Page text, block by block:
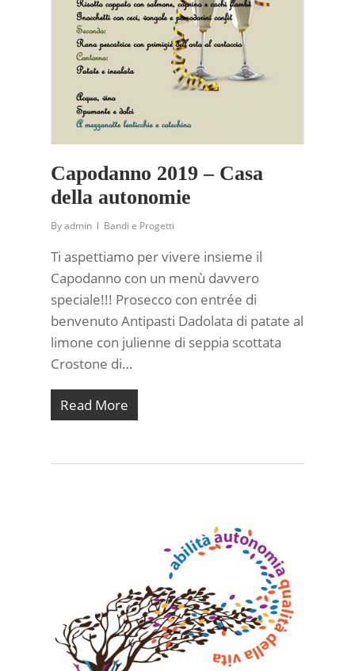
Capodanno 2019 – Casa
della autonomie
Byadmin Bandi e Progetti
Ti aspettiamo per vivere insieme il
Capodanno con un menù davvero
speciale!!! Prosecco con entrée di
benvenuto Antipasti Dadolata di patate al
limone con julienne di seppia scottata
Crostone di…
Read More